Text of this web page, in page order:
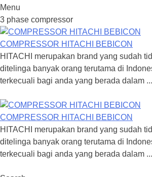
Menu
Skip
to
content
3 phase compressor
COMPRESSOR HITACHI BEBICON
HITACHI merupakan brand yang sudah
ditelinga banyak orang terutama di
terkecuali bagi anda yang berada dalam ...
COMPRESSOR HITACHI BEBICON
HITACHI merupakan brand yang sudah
ditelinga banyak orang terutama di
terkecuali bagi anda yang berada dalam ...